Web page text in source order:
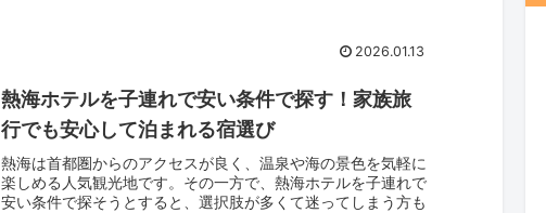
に泊まることで、非日常感と深い満足感を同時に味わえます。
2026.01.13
熱海ホテルを子連れで安い条件で探す！家族旅
行でも安心して泊まれる宿選び
熱海は首都圏からのアクセスが良く、温泉や海の景色を気軽に
楽しめる人気観光地です。その一方で、熱海ホテルを子連れで
安い条件で探そうとすると、選択肢が多くて迷ってしまう方も